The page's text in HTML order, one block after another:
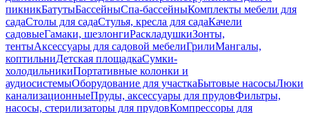
пикникБатутыБассейныСпа-бассейныКомплекты мебели для
садаСтолы для садаСтулья, кресла для садаКачели
садовыеГамаки, шезлонгиРаскладушкиЗонты,
тентыАксессуары для садовой мебелиГрилиМангалы,
коптильниДетская площадкаСумки-
холодильникиПортативные колонки и
аудиосистемыОборудование для участкаБытовые насосыЛюки
канализационныеПруды, аксессуары для прудовФильтры,
насосы, стерилизаторы для прудовКомпрессоры для